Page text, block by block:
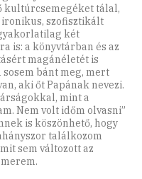
kultúrcsemegéket tálal,
ironikus, szofisztikált
két
is: a könyvtárban és az
magánéletét is
bánt meg, mert
aki őt Papának nevezi.
mint a
Nem volt időm olvasni”
is köszönhető, hogy
találkozom
sem változott az